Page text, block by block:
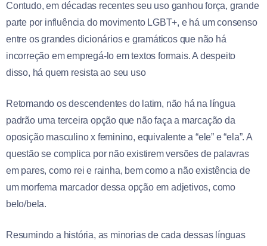
Contudo, em décadas recentes seu uso ganhou força, grande
parte por influência do movimento LGBT+, e há um consenso
entre os grandes dicionários e gramáticos que não há
incorreção em empregá-lo em textos formais. A despeito
disso, há quem resista ao seu uso
Retomando os descendentes do latim, não há na língua
padrão uma terceira opção que não faça a marcação da
oposição masculino x feminino, equivalente a “ele” e “ela”. A
questão se complica por não existirem versões de palavras
em pares, como rei e rainha, bem como a não existência de
um morfema marcador dessa opção em adjetivos, como
belo/bela.
Resumindo a história, as minorias de cada dessas línguas